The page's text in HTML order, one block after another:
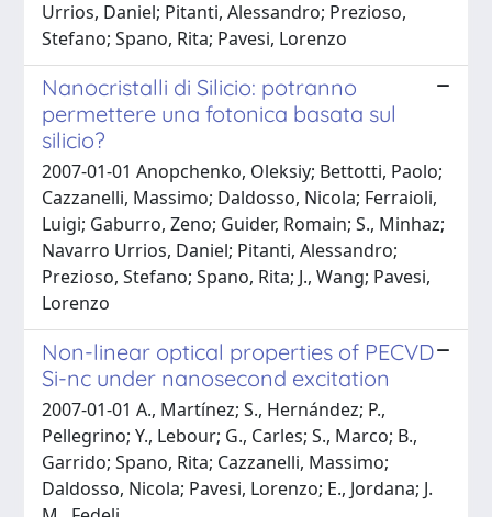
Urrios, Daniel; Pitanti, Alessandro; Prezioso,
Stefano; Spano, Rita; Pavesi, Lorenzo
Nanocristalli di Silicio: potranno
permettere una fotonica basata sul
silicio?
2007-01-01 Anopchenko, Oleksiy; Bettotti, Paolo;
Cazzanelli, Massimo; Daldosso, Nicola; Ferraioli,
Luigi; Gaburro, Zeno; Guider, Romain; S., Minhaz;
Navarro Urrios, Daniel; Pitanti, Alessandro;
Prezioso, Stefano; Spano, Rita; J., Wang; Pavesi,
Lorenzo
Non-linear optical properties of PECVD
Si-nc under nanosecond excitation
2007-01-01 A., Martínez; S., Hernández; P.,
Pellegrino; Y., Lebour; G., Carles; S., Marco; B.,
Garrido; Spano, Rita; Cazzanelli, Massimo;
Daldosso, Nicola; Pavesi, Lorenzo; E., Jordana; J.